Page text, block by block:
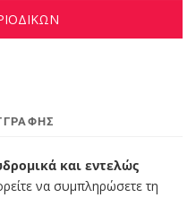
και εντελώς
να συμπληρώσετε τη